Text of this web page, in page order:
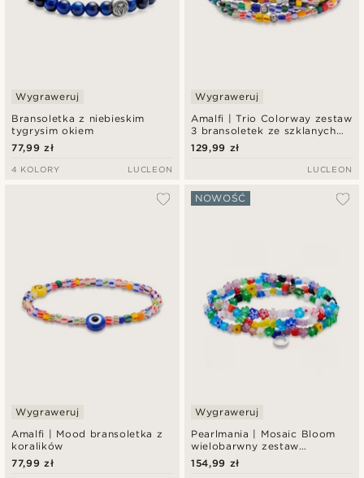
Bransoletka z niebieskim
tygrysim okiem
Wygraweruj
77,99 zł
4 KOLORY LUCLEON
Amalfi | Trio Colorway zestaw
3 bransoletek ze szklanych
koralików
Wygraweruj
129,99 zł
LUCLEON
Amalfi | Mood bransoletka z
koralików
Wygraweruj
77,99 zł
Pearlmania | Mosaic Bloom
wielobarwny zestaw
bransoletek ze szklanych
koralików
NOWOŚĆ
Wygraweruj
154,99 zł